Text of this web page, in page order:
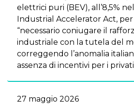
elettrici puri (BEV), all’8,5%
Industrial Accelerator Act, per
“necessario coniugare il
industriale con la tutela del
correggendo l’anomalia
assenza di incentivi per i
27 maggio 2026